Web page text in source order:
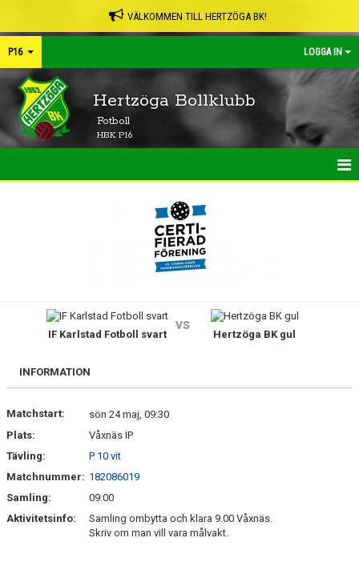
VÄLKOMMEN TILL HERTZÖGA BK!
P16 LOGGA IN
Hertzöga Bollklubb
Fotboll
HBK P16
TRUPPEN
BILDGALLERI
KONTAKT
IF Karlstad Fotboll svart
vs
Hertzöga BK gul
INFORMATION
Matchstart:
sön 24 maj, 09:30
Plats:
Våxnäs IP
Tävling:
P 10 vit
Matchnummer: 182086019
Samling:
09:00
Aktivitetsinfo:
Samling ombytta och klara 9.00 Våxnäs.
Skriv om man vill vara målvakt.